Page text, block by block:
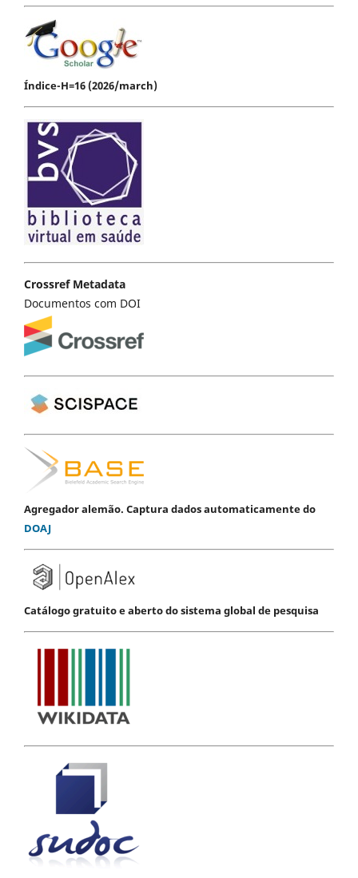
Índice-H=16 (2026/march)
Crossref Metadata
Documentos com DOI
Agregador alemão. Captura dados automaticamente do
DOAJ
Catálogo gratuito e aberto do sistema global de pesquisa